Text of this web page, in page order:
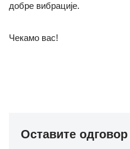
добре вибрације.
Чекамо вас!
Оставите одговор